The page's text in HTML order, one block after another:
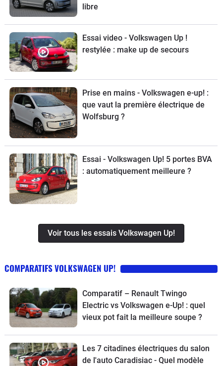
libre
Essai video - Volkswagen Up !
restylée : make up de secours
Prise en mains - Volkswagen e-up! :
que vaut la première électrique de
Wolfsburg ?
Essai - Volkswagen Up! 5 portes BVA
: automatiquement meilleure ?
Voir tous les essais Volkswagen Up!
COMPARATIFS VOLKSWAGEN UP!
Comparatif – Renault Twingo
Electric vs Volkswagen e-Up! : quel
vieux pot fait la meilleure soupe ?
Les 7 citadines électriques du salon
de l'auto Caradisiac - Quel modèle